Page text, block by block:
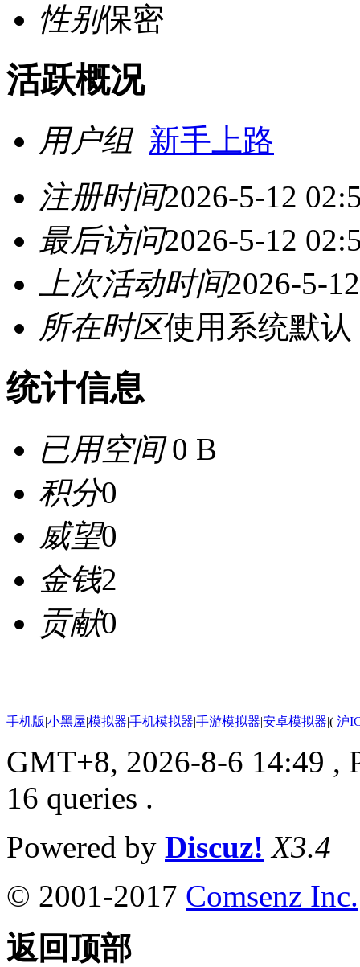
性别保密
活跃概况
用户组 新手上路
注册时间2026-5-12
最后访问2026-5-12
上次活动时间2026-5-
所在时区使用系统默认
统计信息
已用空间0 B
积分0
威望0
金钱2
贡献0
手机版|小黑屋|模拟器|手机模拟器|手游模拟器|安卓模拟器|( 沪
GMT+8, 2026-8-6 14:49 ,
16 queries .
Powered by Discuz! X3.4
© 2001-2017 Comsenz Inc.
返回顶部